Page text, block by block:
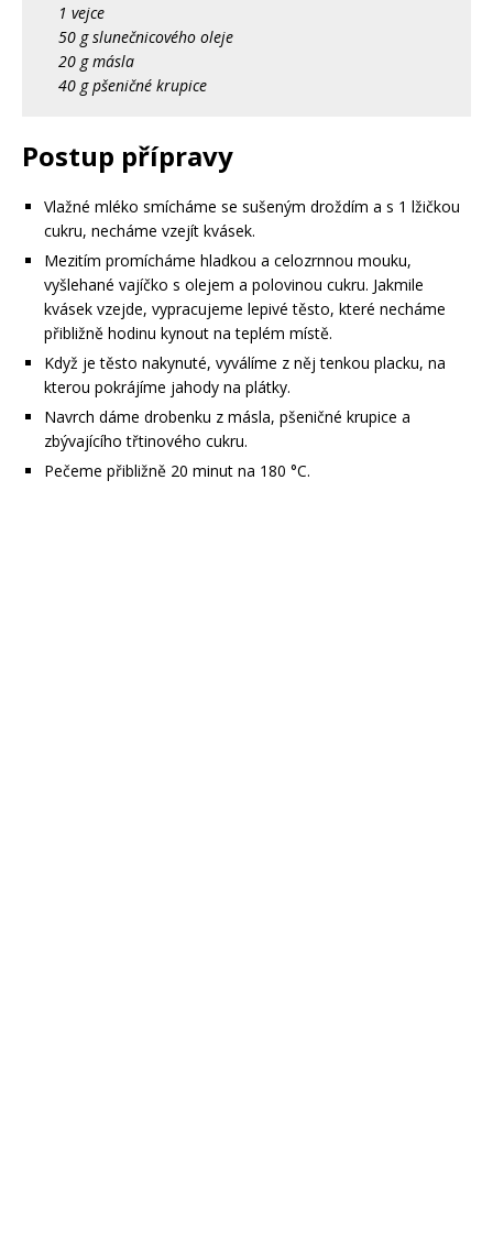
1 vejce
50 g slunečnicového oleje
20 g másla
40 g pšeničné krupice
Postup přípravy
Vlažné mléko smícháme se sušeným droždím a s 1 lžičkou
cukru, necháme vzejít kvásek.
Mezitím promícháme hladkou a celozrnnou mouku,
vyšlehané vajíčko s olejem a polovinou cukru. Jakmile
kvásek vzejde, vypracujeme lepivé těsto, které necháme
přibližně hodinu kynout na teplém místě.
Když je těsto nakynuté, vyválíme z něj tenkou placku, na
kterou pokrájíme jahody na plátky.
Navrch dáme drobenku z másla, pšeničné krupice a
zbývajícího třtinového cukru.
Pečeme přibližně 20 minut na 180 °C.